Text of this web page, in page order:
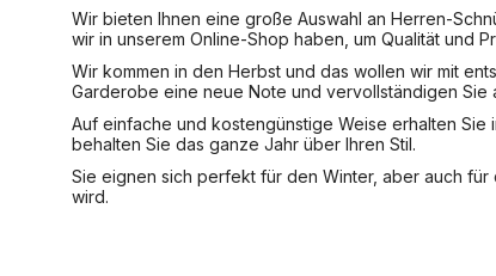
Wir bieten Ihnen eine große Auswahl an Herren-
wir in unserem Online-Shop haben, um Qualität und
Wir kommen in den Herbst und das wollen wir mit
Garderobe eine neue Note und vervollständigen Sie
Auf einfache und kostengünstige Weise erhalten Sie
behalten Sie das ganze Jahr über Ihren Stil.
Sie eignen sich perfekt für den Winter, aber auch
wird.